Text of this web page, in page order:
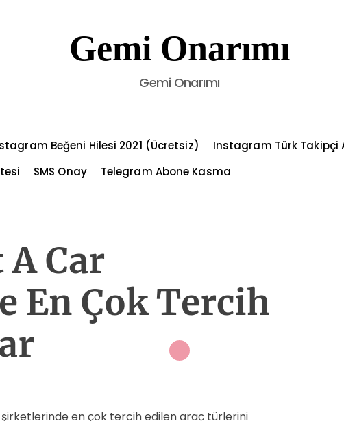
Gemi Onarımı
Gemi Onarımı
Beğeni Hilesi 2021 (Ücretsiz) Instagram Türk Takipçi
SMS Onay Telegram Abone Kasma
Car
En Çok Tercih
en çok tercih edilen araç türlerini